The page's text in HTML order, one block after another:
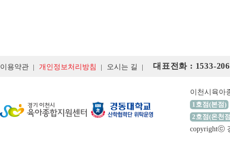
이용약관 개인정보처리방침 오시는 길 대표전화 : 1533-
이천시육아
1호점(본점)
2호점(온천
copyrightⓒ